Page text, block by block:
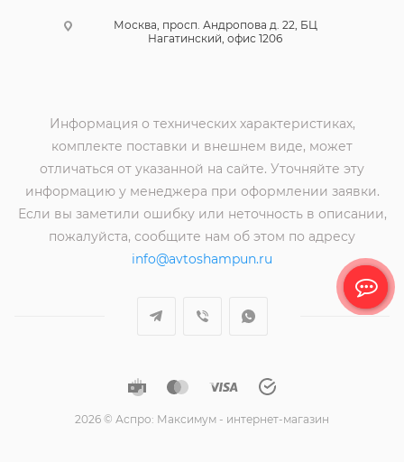
Москва, просп. Андропова д. 22, БЦ
Нагатинский, офис 1206
Информация о технических характеристиках,
комплекте поставки и внешнем виде, может
отличаться от указанной на сайте. Уточняйте эту
информацию у менеджера при оформлении заявки.
Если вы заметили ошибку или неточность в описании,
пожалуйста, сообщите нам об этом по адресу
info@avtoshampun.ru
2026 © Аспро: Максимум - интернет-магазин